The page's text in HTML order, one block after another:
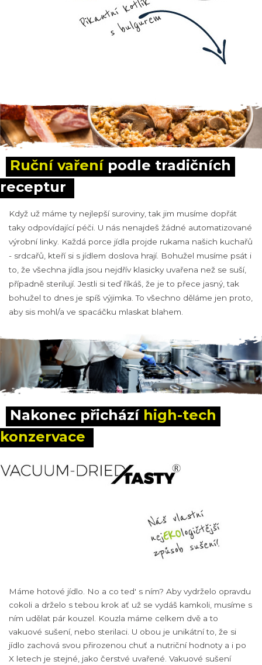
Ruční vaření podle tradičních
receptur
Když už máme ty nejlepší suroviny, tak jim musíme dopřát
taky odpovídající péči. U nás nenajdeš žádné automatizované
výrobní linky. Každá porce jídla projde rukama našich kuchařů
- srdcařů, kteří si s jídlem doslova hrají. Bohužel musíme psát i
to, že všechna jídla jsou nejdřív klasicky uvařena než se suší,
případně sterilují. Jestli si teď říkáš, že je to přece jasný, tak
bohužel to dnes je spíš výjimka. To všechno děláme jen proto,
aby sis mohl/a ve spacáčku mlaskat blahem.
Nakonec přichází high-tech
konzervace
Máme hotové jídlo. No a co ted' s ním? Aby vydrželo opravdu
cokoli a drželo s tebou krok ať už se vydáš kamkoli, musíme s
ním udělat pár kouzel. Kouzla máme celkem dvě a to
vakuové sušení, nebo sterilaci. U obou je unikátní to, že si
jídlo zachová svou přirozenou chuť a nutriční hodnoty a i po
X letech je stejné, jako čerstvé uvařené. Vakuové sušení